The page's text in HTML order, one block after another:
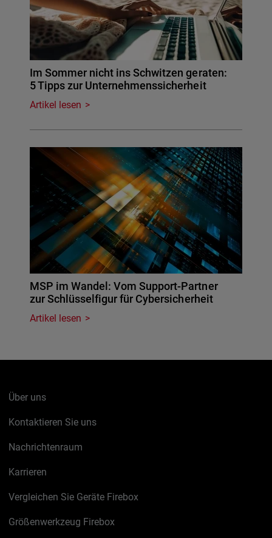
Im Sommer nicht ins Schwitzen geraten:
5 Tipps zur Unternehmenssicherheit
Artikel lesen
MSP im Wandel: Vom Support-Partner
zur Schlüsselfigur für Cybersicherheit
Artikel lesen
Über uns
Kontaktieren Sie uns
Nachrichtenraum
Karrieren
Vergleichen Sie Geräte Firebox
Größenwerkzeug Firebox